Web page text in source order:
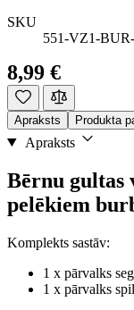
SKU
551-VZ1-
8,99 €
Apraksts Produkta
Apraksts
Bērnu
pelēkiem
Komplekts sastāv:
1 x pārvalks
1 x pārvalks